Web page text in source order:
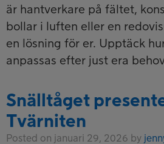
är hantverkare på fältet,
bollar i luften eller en
en lösning för er. Upptäck
anpassas efter just era
Snälltåget
Tvärniten
Posted on januari 29, 2026 by